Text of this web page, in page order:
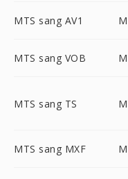
MTS sang AV1
MTS sang VOB
MTS sang TS
MTS sang MXF